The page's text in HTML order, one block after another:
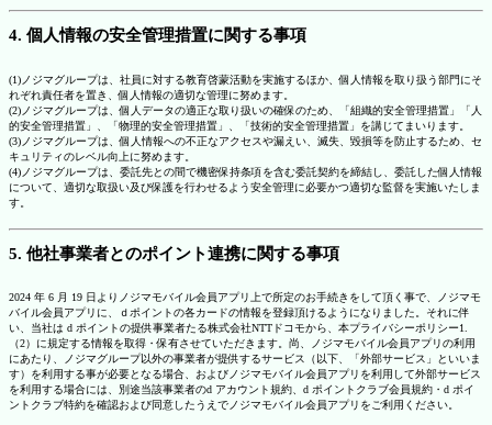
4. 個人情報の安全管理措置に関する事項
(1)ノジマグループは、社員に対する教育啓蒙活動を実施するほか、個人情報を取り扱う部門にそ
れぞれ責任者を置き、個人情報の適切な管理に努めます。
(2)ノジマグループは、個人データの適正な取り扱いの確保のため、「組織的安全管理措置」「人
的安全管理措置」、「物理的安全管理措置」、「技術的安全管理措置」を講じてまいります。
(3)ノジマグループは、個人情報への不正なアクセスや漏えい、滅失、毀損等を防止するため、セ
キュリティのレベル向上に努めます。
(4)ノジマグループは、委託先との間で機密保持条項を含む委託契約を締結し、委託した個人情報
について、適切な取扱い及び保護を行わせるよう安全管理に必要かつ適切な監督を実施いたしま
す。
5. 他社事業者とのポイント連携に関する事項
2024 年 6 月 19 日よりノジマモバイル会員アプリ上で所定のお手続きをして頂く事で、ノジマモ
バイル会員アプリに、ｄポイントの各カードの情報を登録頂けるようになりました。それに伴
い、当社は d ポイントの提供事業者たる株式会社NTTドコモから、本プライバシーポリシー1.
（2）に規定する情報を取得・保有させていただきます。尚、ノジマモバイル会員アプリの利用
にあたり、ノジマグループ以外の事業者が提供するサービス（以下、「外部サービス」といいま
す）を利用する事が必要となる場合、およびノジマモバイル会員アプリを利用して外部サービス
を利用する場合には、別途当該事業者のd アカウント規約、d ポイントクラブ会員規約・d ポイ
ントクラブ特約を確認および同意したうえでノジマモバイル会員アプリをご利用ください。